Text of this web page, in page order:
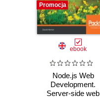
Promocja
ebook
Node.js Web
Development.
Server-side web